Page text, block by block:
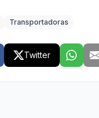
Transportadoras
Twitter